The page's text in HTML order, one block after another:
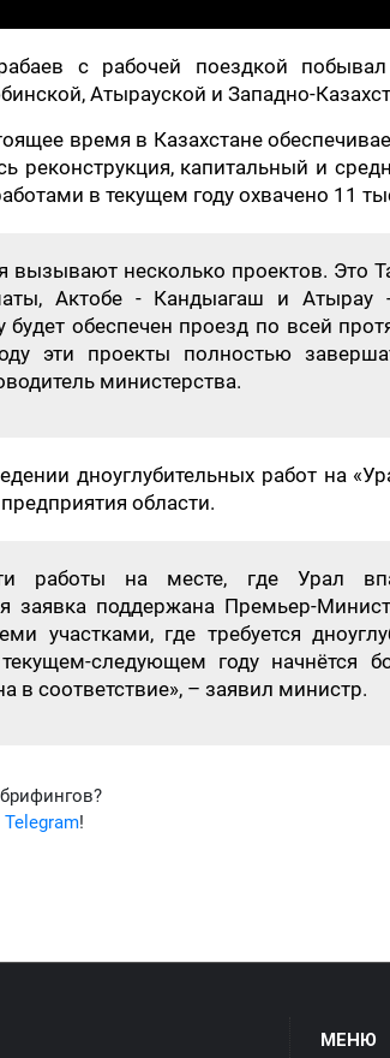
с рабочей поездкой
Атырауской и Западно-
время в Казахстане
реконструкция, капитальный и
в текущем году охвачено 11
вызывают несколько проектов. Это
Актобе - Кандыагаш и Атырау
будет обеспечен проезд по всей
эти проекты полностью
министерства.
дноуглубительных работ на
области.
работы на месте, где Урал
заявка поддержана Премьер-
участками, где требуется
следующем году начнётся
в соответствие», – заявил министр.
!
МЕНЮ